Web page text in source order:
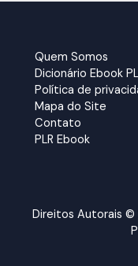
Quem Somos
Dicionário Ebook
Política de
Mapa do Site
Contato
PLR Ebook
Direitos Autorais ©